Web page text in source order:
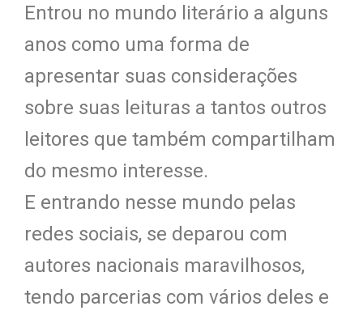
Entrou no mundo literário a alguns
anos como uma forma de
apresentar suas considerações
sobre suas leituras a tantos outros
leitores que também compartilham
do mesmo interesse.
E entrando nesse mundo pelas
redes sociais, se deparou com
autores nacionais maravilhosos,
tendo parcerias com vários deles e